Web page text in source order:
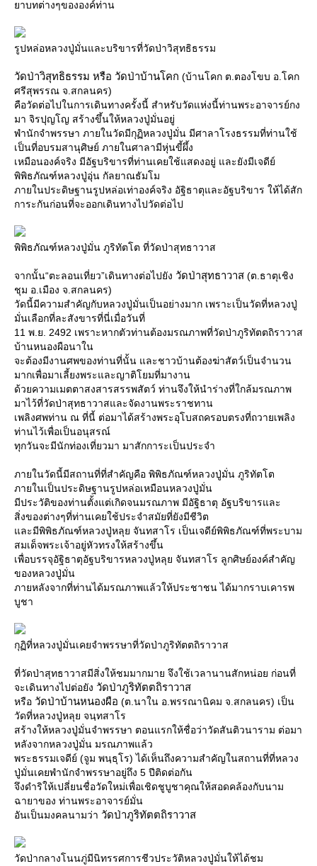
าบทต่างๆขององค์ท่าน
รูปหล่อหลวงปู่มั่นและบริขารที่วัดป่าวิสุทธิธรรม
วัดป่าวิสุทธิธรรม หรือ วัดป่าบ้านโคก (บ้านโคก ต.ตองโขบ อ.โคก
ศรีสุพรรณ จ.สกลนคร)
คือวัดต่อไปในการเดินทางครั้งนี้ สำหรับวัดแห่งนี้ท่านพระอาจารย์กง
มา จิรปุญโญ สร้างขึ้นให้หลวงปู่มั่นอยู่
พำนักจำพรรษา ภายในวัดมีกุฏิหลวงปู่มั่น มีศาลาโรงธรรมที่ท่านใช้
เป็นที่อบรมสานุศิษย์ ภายในศาลามีหุ่นขี้ผึ้ง
เหมือนองค์จริง มีอัฐบริขารที่ท่านเคยใช้แสดงอยู่ และยังมีเจดีย์
พิพิธภัณฑ์หลวงปู่อุ่น กัลยาณธัมโม
ภายในประดิษฐานรูปหล่อเท่าองค์จริง อัฐิธาตุและอัฐบริขาร ให้ได้สัก
การะกันก่อนที่จะออกเดินทางไปวัดต่อไป
พิพิธภัณฑ์หลวงปู่มั่น ภูริทัตโต ที่วัดป่าสุทธาวาส
จากนั้น“ตะลอนเที่ยว”เดินทางต่อไปยัง วัดป่าสุทธาวาส (ต.ธาตุเชิง
ชุม อ.เมือง จ.สกลนคร)
วัดนี้มีความสำคัญกับหลวงปู่มั่นเป็นอย่างมาก เพราะเป็นวัดที่หลวงปู่
มั่นเลือกที่ละสังขารที่นี่เมื่อวันที่
11 พ.ย. 2492 เพราะหากตัวท่านต้องมรณภาพที่วัดป่าภูริทัตตถิราวาส
บ้านหนองผือนาใน
จะต้องมีงานศพของท่านที่นั้น และชาวบ้านต้องฆ่าสัตว์เป็นจำนวน
มากเพื่อมาเลี้ยงพระและญาติโยมที่มางาน
ด้วยความเมตตาสงสารสรรพสัตว์ ท่านจึงให้นำร่างที่ใกล้มรณภาพ
มาไว้ที่วัดป่าสุทธาวาสและจัดงานพระราชทาน
เพลิงศพท่าน ณ ที่นี้ ต่อมาได้สร้างพระอุโบสถครอบตรงที่ถวายเพลิง
ท่านไว้เพื่อเป็นอนุสรณ์
ทุกวันจะมีนักท่องเที่ยวมา มาสักการะเป็นประจำ
ภายในวัดนี้มีสถานที่ที่สำคัญคือ พิพิธภัณฑ์หลวงปู่มั่น ภูริทัตโต
ภายในเป็นประดิษฐานรูปหล่อเหมือนหลวงปู่มั่น
มีประวัติของท่านตั้งแต่เกิดจนมรณภาพ มีอัฐิธาตุ อัฐบริขารและ
สิ่งของต่างๆที่ท่านเคยใช้ประจำสมัยที่ยังมีชีวิต
ละมีพิพิธภัณฑ์หลวงปู่หลุย จันทสาโร เป็นเจดีย์พิพิธภัณฑ์ที่พระบาม
สมเด็จพระเจ้าอยู่หัวทรงให้สร้างขึ้น
เพื่อบรรจุอัฐิธาตุอัฐบริขารหลวงปู่หลุย จันทสาโร ลูกศิษย์องค์สำคัญ
ของหลวงปู่มั่น
ภายหลังจากที่ท่านได้มรณภาพแล้วให้ประชาชน ได้มากราบเคารพ
บูชา
กุฏิที่หลวงปู่มั่นเคยจำพรรษาที่วัดป่าภูริทัตตถิราวาส
ที่วัดป่าสุทธาวาสมีสิ่งให้ชมมากมาย จึงใช้เวลานานสักหน่อย ก่อนที่
จะเดินทางไปต่อยัง วัดป่าภูริทัตตถิราวาส
หรือ วัดป่าบ้านหนองผือ (ต.นาใน อ.พรรณานิคม จ.สกลนคร) เป็น
วัดที่หลวงปู่หลุย จนฺทสาโร
สร้างให้หลวงปู่มั่นจำพรรษา ตอนแรกให้ชื่อว่าวัดสันติวนาราม ต่อมา
หลังจากหลวงปู่มั่น มรณภาพแล้ว
พระธรรมเจดีย์ (จูม พนฺธุโร) ได้เห็นถึงความสำคัญในสถานที่ที่หลวง
ปู่มั่นเคยพำนักจำพรรษาอยู่ถึง 5 ปีติดต่อกัน
จึงดำริให้เปลี่ยนชื่อวัดใหม่เพื่อเชิดชูบูชาคุณให้สอดคล้องกับนาม
ฉายาของ ท่านพระอาจารย์มั่น
อันเป็นมงคลนามว่า วัดป่าภูริทัตตถิราวาส
วัดป่ากลางโนนภู่มีนิทรรศการชีวประวัติหลวงปู่มั่นให้ได้ชม